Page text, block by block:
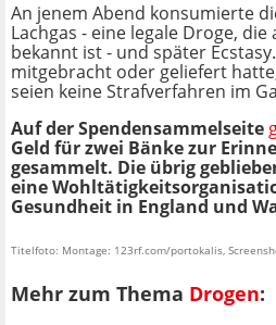
An jenem Abend konsumierte
Lachgas - eine legale Droge, die
bekannt ist - und später
mitgebracht oder geliefert
seien keine Strafverfahren im
Auf der Spendensammelseite
Geld für zwei Bänke zur
gesammelt. Die übrig
eine
Gesundheit in England und
Titelfoto: Montage: 123rf.com/portokalis,
Mehr zum Thema Drogen: